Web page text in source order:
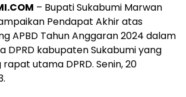
– Bupati Sukabumi Marwan
Pendapat Akhir atas
APBD Tahun Anggaran 2024 dalam
DPRD kabupaten Sukabumi yang
utama DPRD. Senin, 20